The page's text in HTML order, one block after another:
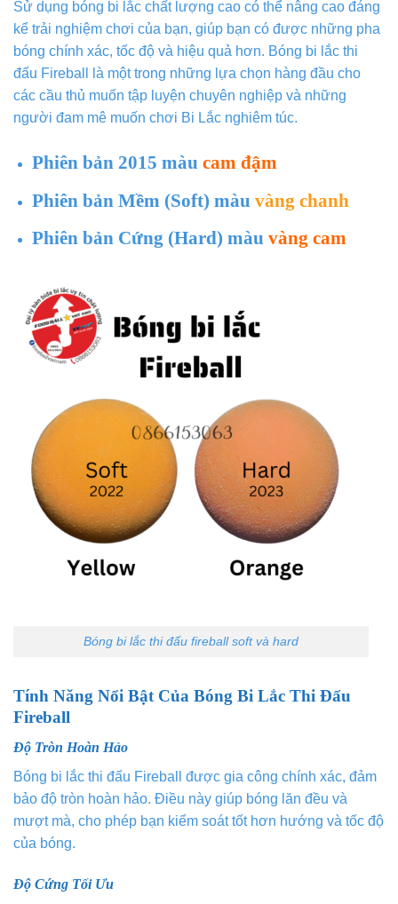
Sử dụng bóng bi lắc chất lượng cao có thể nâng cao đáng
kể trải nghiệm chơi của bạn, giúp bạn có được những pha
bóng chính xác, tốc độ và hiệu quả hơn. Bóng bi lắc thi
đấu Fireball là một trong những lựa chọn hàng đầu cho
các cầu thủ muốn tập luyện chuyên nghiệp và những
người đam mê muốn chơi Bi Lắc nghiêm túc.
Phiên bản 2015 màu cam đậm
Phiên bản Mềm (Soft) màu vàng chanh
Phiên bản Cứng (Hard) màu vàng cam
Bóng bi lắc thi đấu fireball soft và hard
Tính Năng Nổi Bật Của Bóng Bi Lắc Thi Đấu
Fireball
Độ Tròn Hoàn Hảo
Bóng bi lắc thi đấu Fireball được gia công chính xác, đảm
bảo độ tròn hoàn hảo. Điều này giúp bóng lăn đều và
mượt mà, cho phép bạn kiểm soát tốt hơn hướng và tốc độ
của bóng.
Độ Cứng Tối Ưu